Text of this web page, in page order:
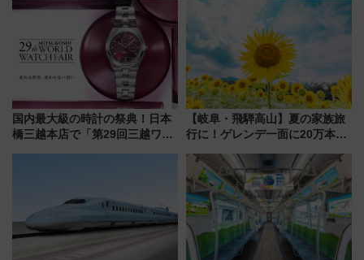
める日帰りツアー
【新築マンション人気ランキン
国内最大級の時計の祭典！日本
橋三越本店で「第29回三越ワー
【岐阜・飛騨高山】夏の家族旅
行に！ゲレンデ一面に20万本の
アひまわり園」開園